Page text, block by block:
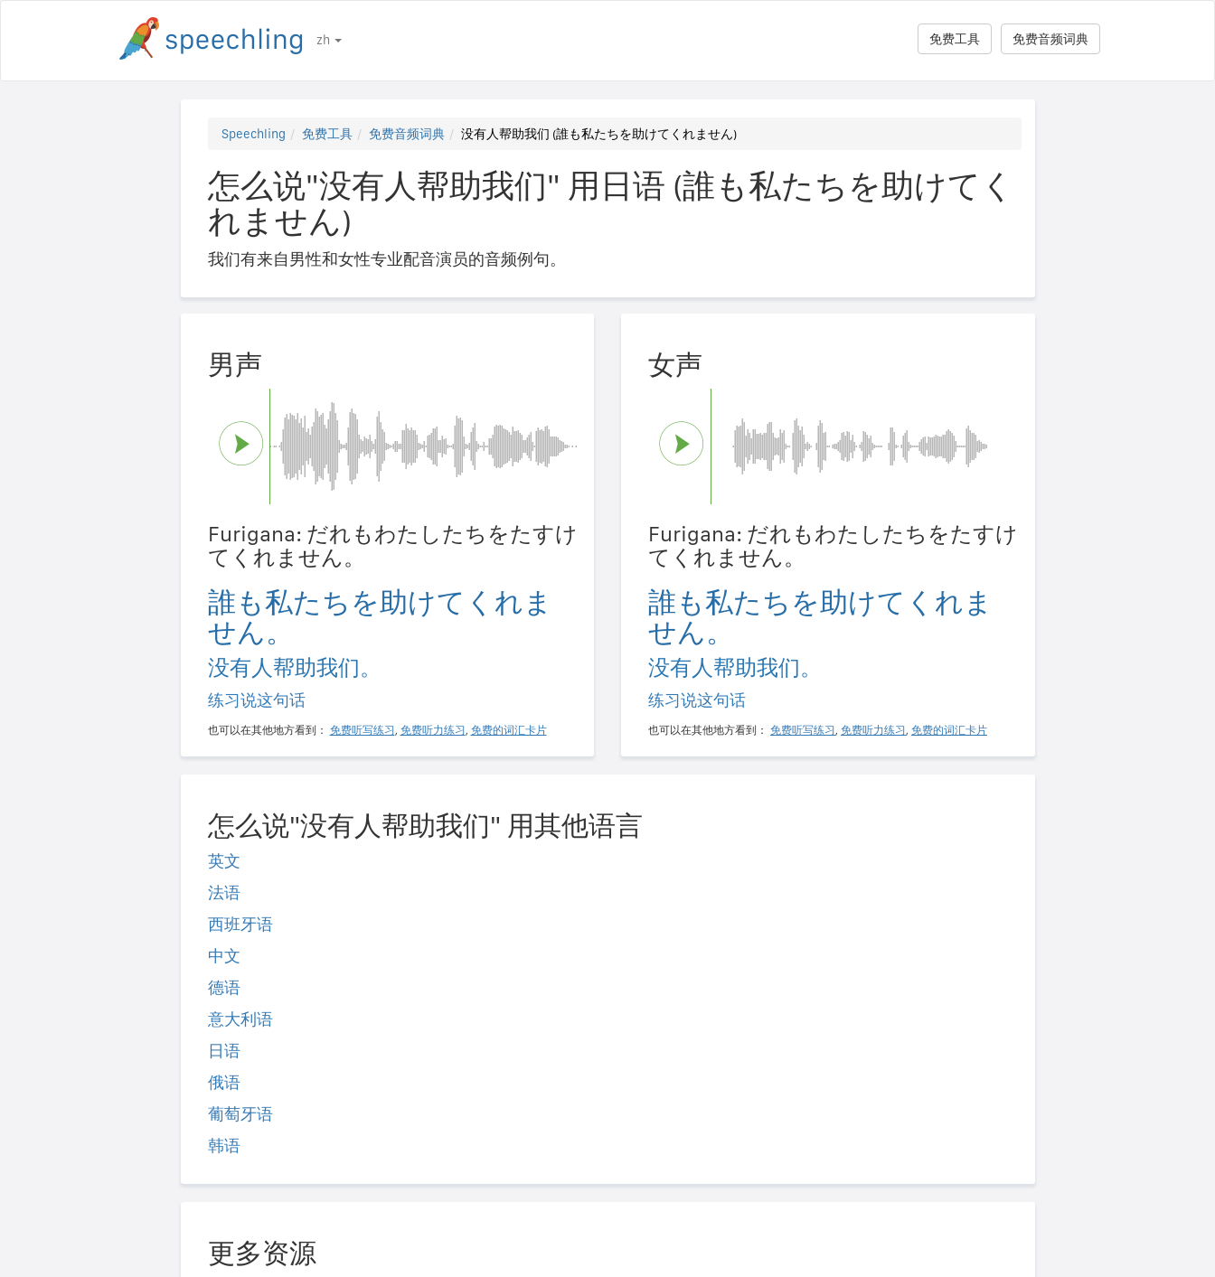
zh 免费音频词典
免费工具
Speechling 免费工具 免费音频词典 没有人帮助我们 (誰も私たちを助けてくれません)
怎么说"没有人帮助我们" 用日语 (誰も私たちを助けてく
れません)
我们有来自男性和女性专业配音演员的音频例句。
男声
Furigana: だれもわたしたちをたすけ
てくれません。
誰も私たちを助けてくれま
せん。
没有人帮助我们。
练习说这句话
也可以在其他地方看到： 免费听写练习, 免费听力练习, 免费的词汇卡片
女声
Furigana: だれもわたしたちをたすけ
てくれません。
誰も私たちを助けてくれま
せん。
没有人帮助我们。
练习说这句话
也可以在其他地方看到： 免费听写练习, 免费听力练习, 免费的词汇卡片
怎么说"没有人帮助我们" 用其他语言
英文
法语
西班牙语
中文
德语
意大利语
日语
俄语
葡萄牙语
韩语
更多资源